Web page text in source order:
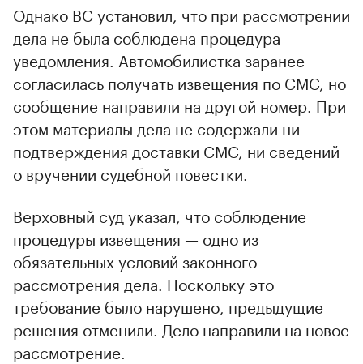
Однако ВС установил, что при рассмотрении
дела не была соблюдена процедура
уведомления. Автомобилистка заранее
согласилась получать извещения по СМС, но
сообщение направили на другой номер. При
этом материалы дела не содержали ни
подтверждения доставки СМС, ни сведений
о вручении судебной повестки.
Верховный суд указал, что соблюдение
процедуры извещения — одно из
обязательных условий законного
рассмотрения дела. Поскольку это
требование было нарушено, предыдущие
решения отменили. Дело направили на новое
рассмотрение.